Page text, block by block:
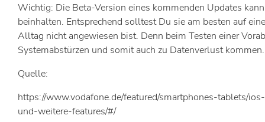
Wichtig: Die Beta-Version eines kommenden Updates
beinhalten. Entsprechend solltest Du sie am besten auf
Alltag nicht angewiesen bist. Denn beim Testen einer
Systemabstürzen und somit auch zu Datenverlust kommen.
Quelle:
https://www.vodafone.de/featured/smartphones-tablets/
und-weitere-features/#/